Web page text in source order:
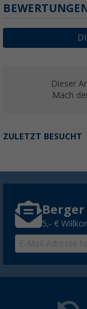
Dieser
Mach
ZULETZT BESUCHT
5,- €